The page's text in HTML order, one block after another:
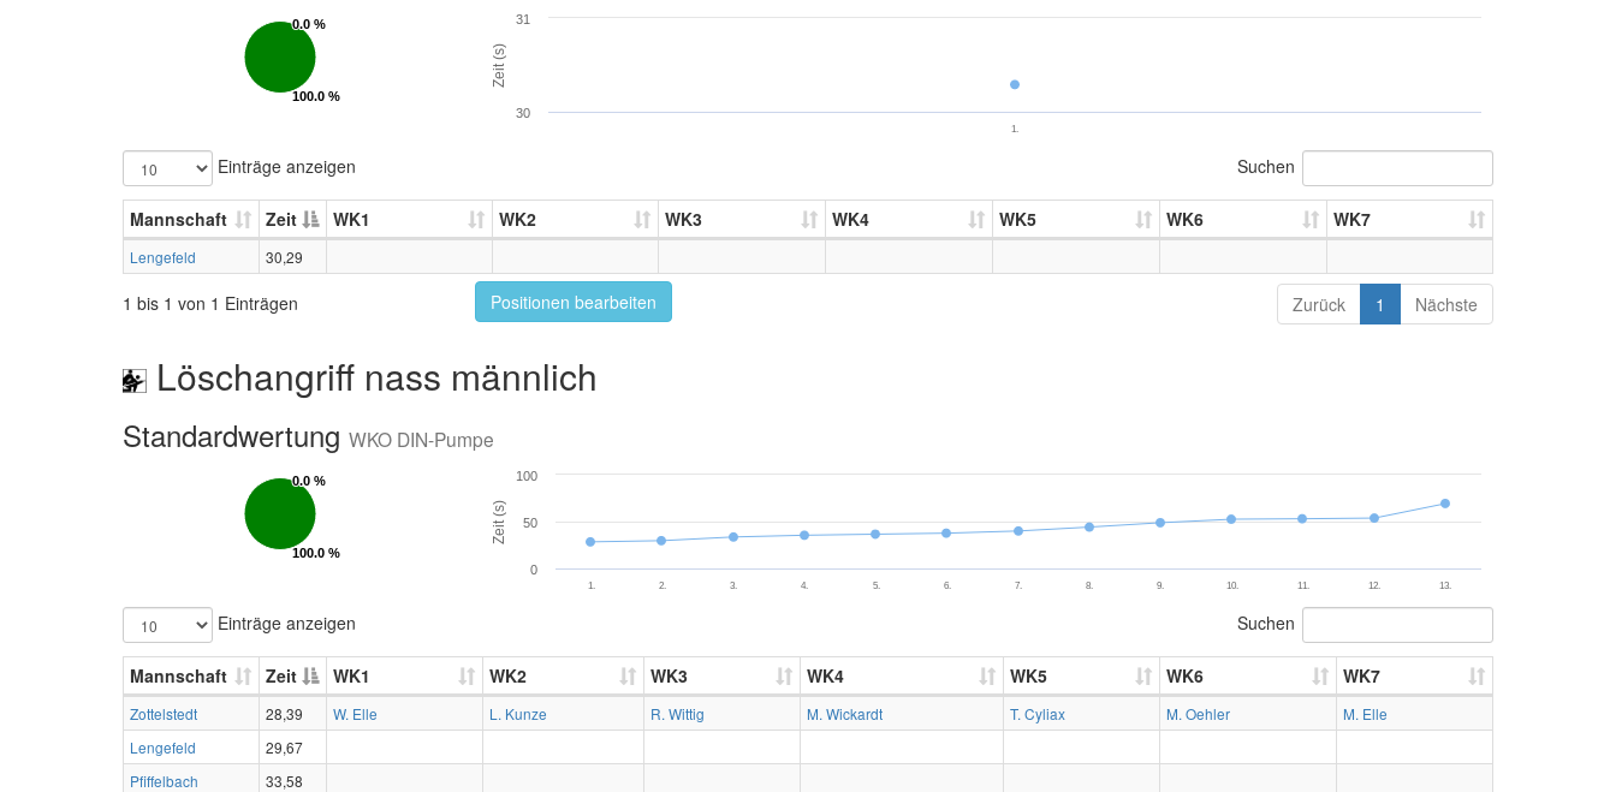
0.0 %
0.0 %
100.0 %
100.0 %
Zeit (s)
1.
30
31
Einträge anzeigen Suchen
Mannschaft Zeit WK1 WK2 WK3 WK4 WK5 WK6 WK7
Lengefeld 30,29
1 bis 1 von 1 Einträgen Positionen bearbeiten Zurück 1 Nächste
Löschangriff nass männlich
Standardwertung WKO DIN-Pumpe
0.0 %
0.0 %
100.0 %
100.0 %
Zeit (s)
1. 2. 3. 4. 5. 6. 7. 8. 9. 10. 11. 12. 13.
0
50
100
Einträge anzeigen Suchen
Mannschaft Zeit WK1 WK2 WK3 WK4 WK5 WK6 WK7
Zottelstedt 28,39 W. Elle L. Kunze R. Wittig M. Wickardt T. Cyliax M. Oehler
M. Elle
Lengefeld
29,67
Pfiffelbach
33,58